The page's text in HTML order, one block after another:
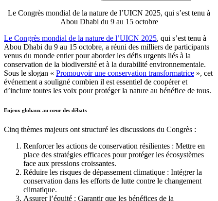
Le Congrès mondial de la nature de l’UICN 2025, qui s’est tenu à
Abou Dhabi du 9 au 15 octobre
Le Congrès mondial de la nature de l’UICN 2025, qui s’est tenu à
Abou Dhabi du 9 au 15 octobre, a réuni des milliers de participants
venus du monde entier pour aborder les défis urgents liés à la
conservation de la biodiversité et à la durabilité environnementale.
Sous le slogan « Promouvoir une conservation transformatrice », cet
événement a souligné combien il est essentiel de coopérer et
d’inclure toutes les voix pour protéger la nature au bénéfice de tous.
Enjeux globaux au cœur des débats
Cinq thèmes majeurs ont structuré les discussions du Congrès :
Renforcer les actions de conservation résilientes : Mettre en
place des stratégies efficaces pour protéger les écosystèmes
face aux pressions croissantes.
Réduire les risques de dépassement climatique : Intégrer la
conservation dans les efforts de lutte contre le changement
climatique.
Assurer l’équité : Garantir que les bénéfices de la